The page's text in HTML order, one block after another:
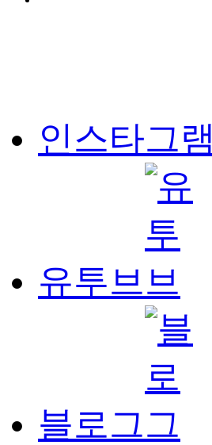
인스타그램
유투브
블로그